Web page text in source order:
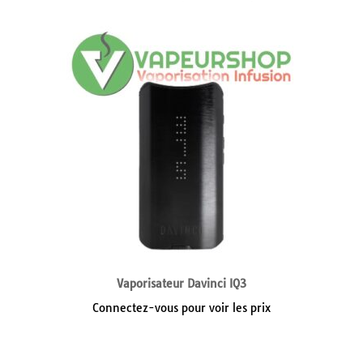
Vaporisateur Davinci IQ3
Connectez-vous pour voir les prix